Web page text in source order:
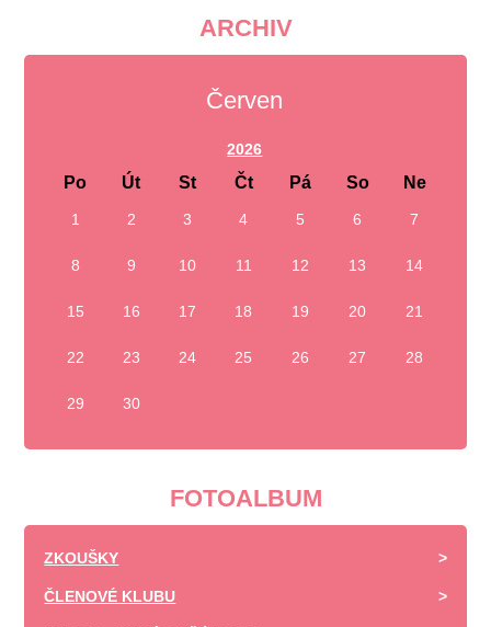
ARCHIV
Červen
2026
Po Út St Čt Pá So Ne
1 2 3 4 5 6 7
8 9 10 11 12 13 14
15 16 17 18 19 20 21
22 23 24 25 26 27 28
29 30
FOTOALBUM
ZKOUŠKY
ČLENOVÉ KLUBU